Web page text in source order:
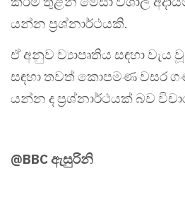
යන්න ප්‍රශ්නාර්ථයකි.
ඒ අනුව ව්‍යාපෘතිය සඳහා වැය
සඳහා තවත් කොපමණ වසර
යන්න ද ප්‍රශ්නාර්ථයක් බව
@BBC ඇසුරිනි